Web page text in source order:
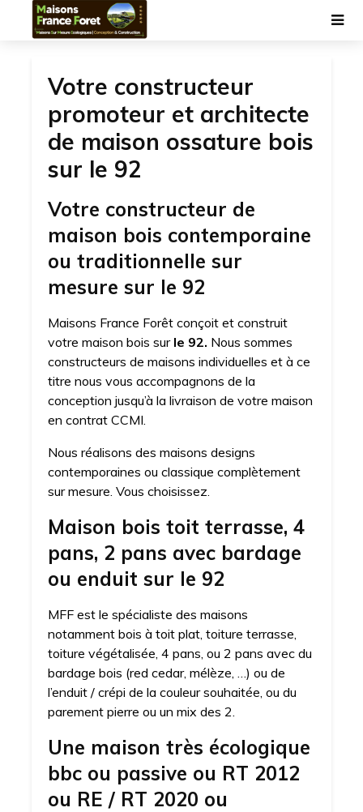
Votre constructeur
promoteur et architecte
de maison ossature bois
sur le 92
Votre constructeur de
maison bois contemporaine
ou traditionnelle sur
mesure sur le 92
Maisons France Forêt conçoit et construit
votre maison bois sur le 92. Nous sommes
constructeurs de maisons individuelles et à ce
titre nous vous accompagnons de la
conception jusqu’à la livraison de votre maison
en contrat CCMI.
Nous réalisons des maisons designs
contemporaines ou classique complètement
sur mesure. Vous choisissez.
Maison bois toit terrasse, 4
pans, 2 pans avec bardage
ou enduit sur le 92
MFF est le spécialiste des maisons
notamment bois à toit plat, toiture terrasse,
toiture végétalisée, 4 pans, ou 2 pans avec du
bardage bois (red cedar, mélèze, …) ou de
l’enduit / crépi de la couleur souhaitée, ou du
parement pierre ou un mix des 2.
Une maison très écologique
bbc ou passive ou RT 2012
ou RE / RT 2020 ou